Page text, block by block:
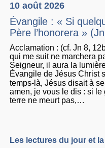
10 août 2026
Évangile : « Si
Père l’honorera »
Acclamation : (cf. Jn 8,
qui me suit ne marchera
Seigneur, il aura la
Évangile de Jésus Christ
temps-là, Jésus disait à
amen, je vous le dis : si le
terre ne meurt pas,…
Les lectures du jour et